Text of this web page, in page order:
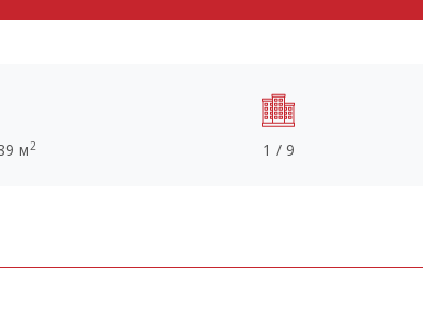
м2 1 / 9